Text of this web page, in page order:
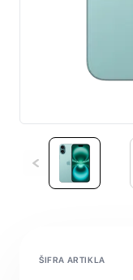
ŠIFRA ARTIKLA